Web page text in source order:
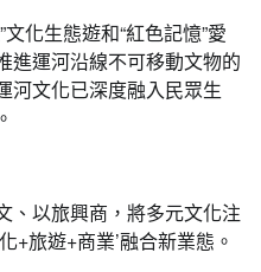
化生態遊和“紅色記憶”愛
進運河沿線不可移動文物的
河文化已深度融入民眾生
、以旅興商，將多元文化注
+旅遊+商業’融合新業態。